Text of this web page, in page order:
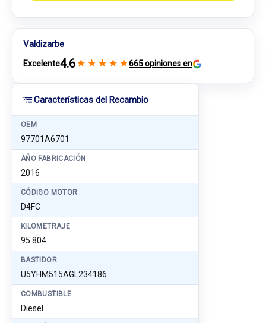
Características del Recambio
OEM
97701A6701
AÑO FABRICACIÓN
2016
CÓDIGO MOTOR
D4FC
KILOMETRAJE
95.804
BASTIDOR
U5YHM515AGL234186
COMBUSTIBLE
Diesel
Valdizarbe
Excelente4.6★ ★ ★ ★ ★665 opiniones en